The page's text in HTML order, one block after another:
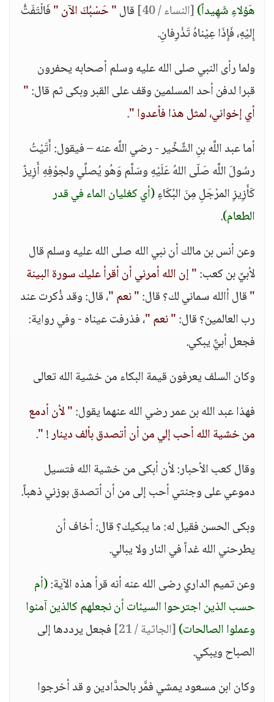
هَؤلاءِ شَهِيداً)[النساء / 40] قال" حَسْبُكَ الآن "فَالْتَفَتُّ
إِليْهِ، فَإِذَا عِيْناهُ تَذْرِفانِ.
ولما رأى النبي صلى الله عليه وسلم أصحابه يحفرون
قبرا لدفن أحد المسلمين وقف على القبر وبكى ثم قال:"
أي إخواني، لمثل هذا فأعدوا ".
أما عبد اللَّه بنِ الشِّخِّير - رضي اللَّه عنه – فيقول: أَتَيْتُ
رسُولَ اللَّه صَلّى اللهُ عَلَيْهِ وسَلَّم وَهُو يُصلِّي ولجوْفِهِ أَزِيزٌ
كَأَزِيزِ المرْجَلِ مِنَ البُكَاءِ(أي كغليان الماء في قدر
الطعام).
وعن أنس بن مالك أن نبي الله صلى الله عليه وسلم قال
لأبيِّ بن كعب:" إن الله أمرني أن أقرأ عليك سورة البينة
"قال أالله سماني لك؟ قال:" نعم "، قال: وقد ذُكرت عند
رب العالمين؟ قال:" نعم "، فذرفت عيناه - وفي رواية:
فجعل أبيٌّ يبكي.
وكان السلف يعرفون قيمة البكاء من خشية الله تعالى
فهذا عبد الله بن عمر رضي الله عنهما يقول:" لأن أدمع
من خشية الله أحب إلي من أن أتصدق بألف دينار ! ".
وقال كعب الأحبار: لأن أبكى من خشية الله فتسيل
دموعي على وجنتي أحب إلى من أن أتصدق بوزني ذهباً.
وبكى الحسن فقيل له: ما يبكيك؟ قال: أخاف أن
يطرحني الله غداً في النار ولا يبالي.
وعن تميم الداري رضى الله عنه أنه قرأ هذه الآية:(أم
حسب الذين اجترحوا السيئات أن نجعلهم كالذين آمنوا
وعملوا الصالحات)[الجاثية / 21]
فجعل يرددها إلى
الصباح ويبكي.
وكان ابن مسعود يمشي فمَّر بالحدَّادين و قد أخرجوا